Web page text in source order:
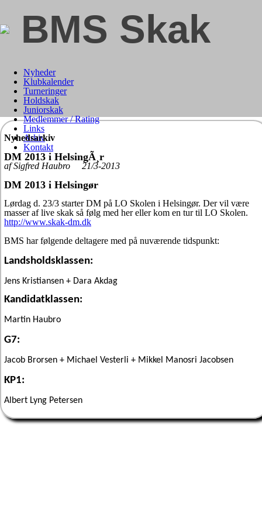
BMS Skak
Nyheder
Klubkalender
Turneringer
Holdskak
Juniorskak
Medlemmer / Rating
Links
Arkiv
Kontakt
Nyhedsarkiv
DM 2013 i HelsingÃ¸r
af Sigfred Haubro 21/3-2013
DM 2013 i Helsingør
Lørdag d. 23/3 starter DM på LO Skolen i Helsingør. Der vil være
masser af live skak så følg med her eller kom en tur til LO Skolen.
http://www.skak-dm.dk
BMS har følgende deltagere med på nuværende tidspunkt:
Landsholdsklassen:
Jens Kristiansen + Dara Akdag
Kandidatklassen:
Martin Haubro
G7:
Jacob Brorsen + Michael Vesterli + Mikkel Manosri Jacobsen
KP1:
Albert Lyng Petersen